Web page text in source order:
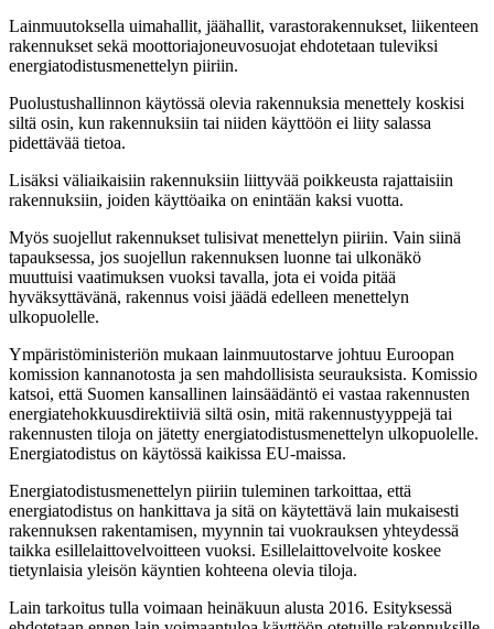
Lainmuutoksella uimahallit, jäähallit, varastorakennukset, liikenteen
rakennukset sekä moottoriajoneuvosuojat ehdotetaan tuleviksi
energiatodistusmenettelyn piiriin.
Puolustushallinnon käytössä olevia rakennuksia menettely koskisi
siltä osin, kun rakennuksiin tai niiden käyttöön ei liity salassa
pidettävää tietoa.
Lisäksi väliaikaisiin rakennuksiin liittyvää poikkeusta rajattaisiin
rakennuksiin, joiden käyttöaika on enintään kaksi vuotta.
Myös suojellut rakennukset tulisivat menettelyn piiriin. Vain siinä
tapauksessa, jos suojellun rakennuksen luonne tai ulkonäkö
muuttuisi vaatimuksen vuoksi tavalla, jota ei voida pitää
hyväksyttävänä, rakennus voisi jäädä edelleen menettelyn
ulkopuolelle.
Ympäristöministeriön mukaan lainmuutostarve johtuu Euroopan
komission kannanotosta ja sen mahdollisista seurauksista. Komissio
katsoi, että Suomen kansallinen lainsäädäntö ei vastaa rakennusten
energiatehokkuusdirektiiviä siltä osin, mitä rakennustyyppejä tai
rakennusten tiloja on jätetty energiatodistusmenettelyn ulkopuolelle.
Energiatodistus on käytössä kaikissa EU-maissa.
Energiatodistusmenettelyn piiriin tuleminen tarkoittaa, että
energiatodistus on hankittava ja sitä on käytettävä lain mukaisesti
rakennuksen rakentamisen, myynnin tai vuokrauksen yhteydessä
taikka esillelaittovelvoitteen vuoksi. Esillelaittovelvoite koskee
tietynlaisia yleisön käyntien kohteena olevia tiloja.
Lain tarkoitus tulla voimaan heinäkuun alusta 2016. Esityksessä